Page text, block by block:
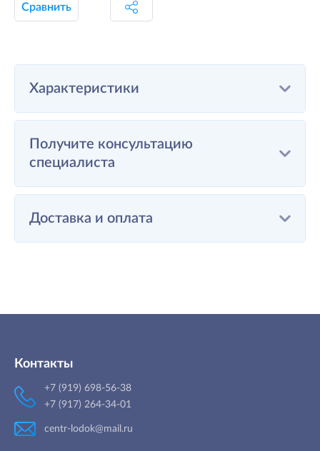
Сравнить
Характеристики
Получите консультацию
специалиста
Доставка и оплата
Контакты
+7 (919) 698-56-38
+7 (917) 264-34-01
centr-lodok@mail.ru